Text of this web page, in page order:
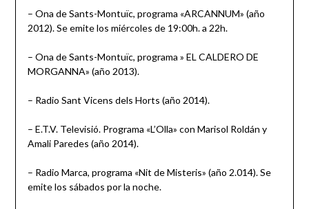
– Ona de Sants-Montuïc, programa «ARCANNUM» (año
2012). Se emite los miércoles de 19:00h. a 22h.
– Ona de Sants-Montuïc, programa » EL CALDERO DE
MORGANNA» (año 2013).
– Radio Sant Vicens dels Horts (año 2014).
– E.T.V. Televisió. Programa «L’Olla» con Marisol Roldán y
Amali Paredes (año 2014).
– Radio Marca, programa «Nit de Misteris» (año 2.014). Se
emite los sábados por la noche.